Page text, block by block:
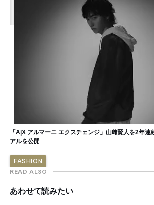
「A|X アルマーニ エクスチェンジ」山﨑賢人を2年連
アルを公開
FASHION
READ ALSO
あわせて読みたい